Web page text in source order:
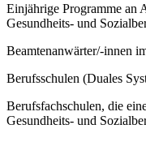
Einjährige Programme an
Gesundheits- und
Beamtenanwärter/-innen
Berufsschulen (Duales
Berufsfachschulen, die
Gesundheits- und